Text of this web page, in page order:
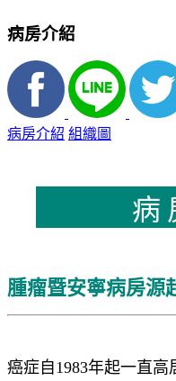
病房介紹
病房介紹 組織圖
病
腫瘤暨安寧病房源
癌症自1983年起一直